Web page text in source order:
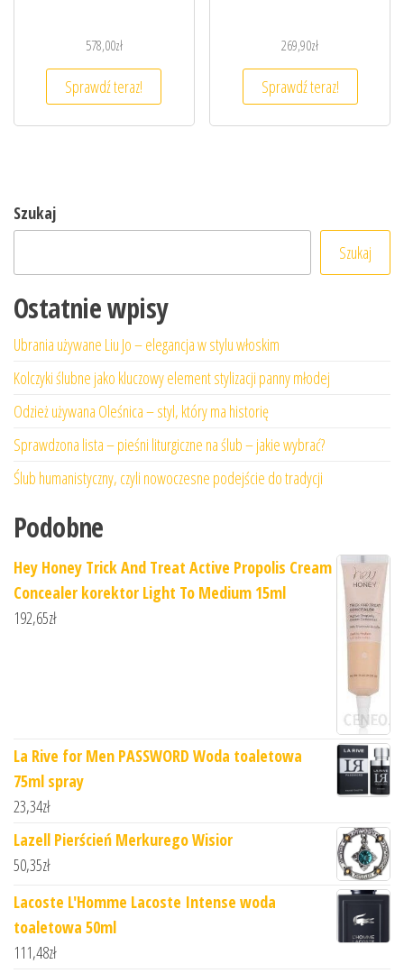
578,00zł
Sprawdź teraz!
269,90zł
Sprawdź teraz!
Szukaj
Szukaj
Ostatnie wpisy
Ubrania używane Liu Jo – elegancja w stylu włoskim
Kolczyki ślubne jako kluczowy element stylizacji panny młodej
Odzież używana Oleśnica – styl, który ma historię
Sprawdzona lista – pieśni liturgiczne na ślub – jakie wybrać?
Ślub humanistyczny, czyli nowoczesne podejście do tradycji
Podobne
Hey Honey Trick And Treat Active Propolis Cream
Concealer korektor Light To Medium 15ml
192,65zł
La Rive for Men PASSWORD Woda toaletowa
75ml spray
23,34zł
Lazell Pierścień Merkurego Wisior
50,35zł
Lacoste L'Homme Lacoste Intense woda
toaletowa 50ml
111,48zł